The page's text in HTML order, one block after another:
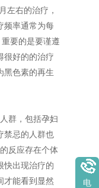
左右的治疗，
频率通常为每
要的是要谨遵
很好的的治疗
黑色素的再生
群，包括孕妇
禁忌的人群也
反应存在个体
快出现治疗的
才能看到显然
电